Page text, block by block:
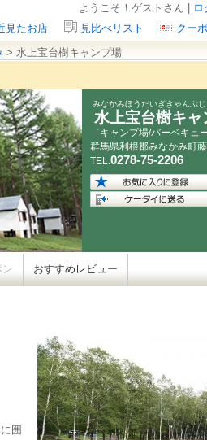
ロ
ようこそ！ゲストさん |
クー
見比べリスト
見たお店
> 水上宝台樹キャンプ場
みなかみほうだいぎきゃんぷ
水上宝台樹キャ
［キャンプ場/バーベキュ
群馬県利根郡みなかみ町
TEL:0278-75-2206
ン おすすめレビュー
囲